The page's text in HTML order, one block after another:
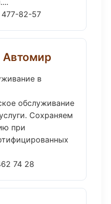
82-57
Автомир
в
обслуживание
Сохраняем
при
74 28